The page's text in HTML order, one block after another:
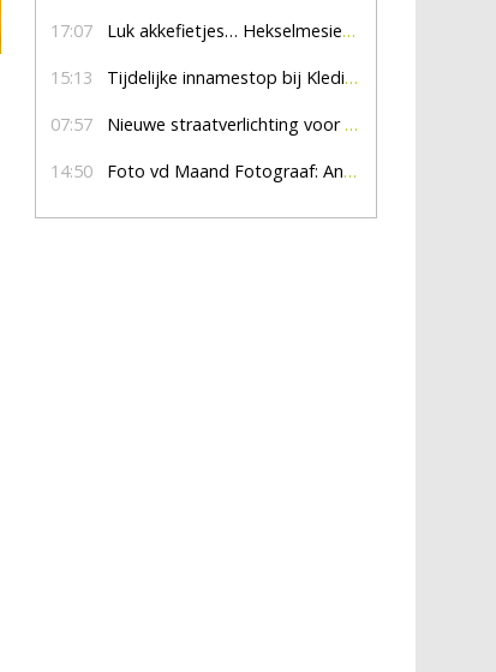
17:07 Luk akkefietjes… HekselmesienHarry
15:13 Tijdelijke innamestop bij Kledingbank Stefania
07:57 Nieuwe straatverlichting voor De Veldmaat en De Pas
14:50 Foto vd Maand Fotograaf: Anna Jalving